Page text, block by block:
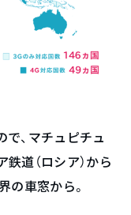
、マチュピチュ
鉄道（ロシア）から
の車窓から。